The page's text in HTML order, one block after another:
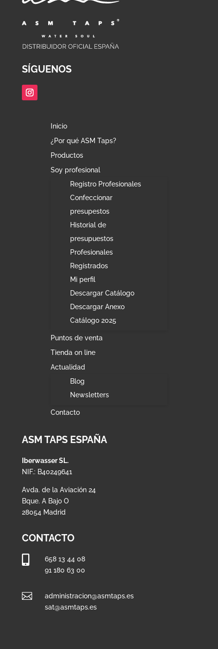
SÍGUENOS
Inicio
¿Por qué ASM Taps?
Productos
Soy profesional
Registro Profesionales
Confeccionar
presupestos
Historial de
presupuestos
Profesionales
Registrados
Mi perfil
Descargar Catálogo
Descargar Anexo
Catálogo 2025
Puntos de venta
Tienda on line
Actualidad
Blog
Newsletters
Contacto
ASM TAPS ESPAÑA
Iberwasser SL.
NIF.: B40249641
Avda. de la Aviación 24
Bque. A Bajo O
28054 Madrid
CONTACTO

658 13 44 08
91 180 63 00

administracion@asmtaps.es
sat@asmtaps.es